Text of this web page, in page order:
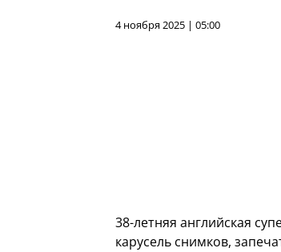
4 ноября 2025 | 05:00
38-летняя английская
карусель снимков,